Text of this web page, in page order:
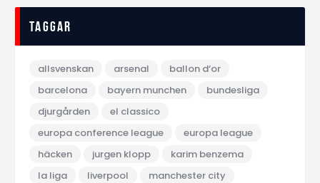
Taggar
allsvenskan arsenal
ballon d‘or
barcelona
bayern munchen
bundesliga
djurgården
el classico
europa conference league
europa league
häcken
jurgen klopp
karim benzema
la liga
liverpool
manchester city